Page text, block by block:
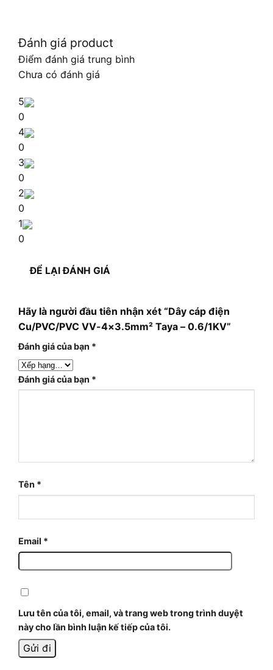
Đánh giá product
Điểm đánh giá trung bình
Chưa có đánh giá
5
0
4
0
3
0
2
0
1
0
ĐỂ LẠI ĐÁNH GIÁ
Hãy là người đầu tiên nhận xét “Dây cáp điện
Cu/PVC/PVC VV-4×3.5mm² Taya – 0.6/1KV”
Đánh giá của bạn *
Đánh giá của bạn *
Tên *
Email *
Lưu tên của tôi, email, và trang web trong trình duyệt
này cho lần bình luận kế tiếp của tôi.